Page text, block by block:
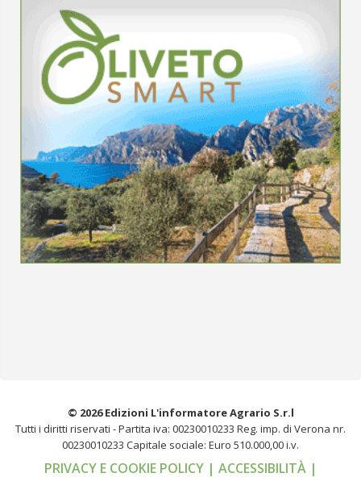
© 2026 Edizioni L'informatore Agrario S.r.l
Tutti i diritti riservati -Partita iva: 00230010233 Reg. imp. di Verona nr.
00230010233 Capitale sociale: Euro 510.000,00 i.v.
PRIVACY E COOKIE POLICY | ACCESSIBILITÀ |